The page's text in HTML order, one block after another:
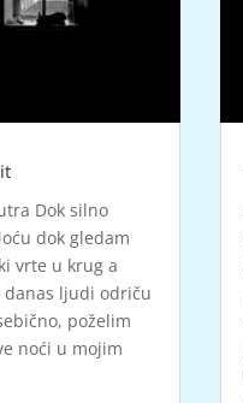
Dok silno
dok gledam
vrte u krug a
danas ljudi odriču
poželim
noći u mojim